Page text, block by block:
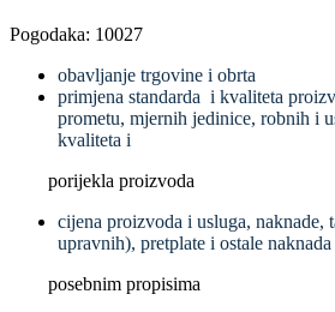
Pogodaka: 10027
obavljanje trgovine i obrta
primjena standarda i kvaliteta
prometu, mjernih jedinice, robnih i
kvaliteta i
porijekla proizvoda
cijena proizvoda i usluga, naknade,
upravnih), pretplate i ostale
posebnim propisima